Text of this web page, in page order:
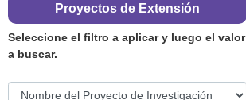
Proyectos de Extensión
Seleccione el filtro a aplicar y luego el valor
a buscar.